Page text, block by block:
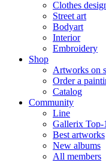
Clothes
Street art
Bodyart
Interior
Embroidery
Shop
Artworks on
Order a
Catalog
Community
Line
Gallerix Top-
Best artworks
New albums
All members